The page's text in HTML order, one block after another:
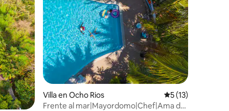
Villa en Ocho Rios Calificación
5 (13)
Frente al mar|Mayordomo|Chef|Ama de